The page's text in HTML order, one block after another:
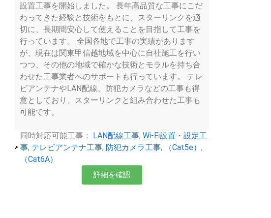
設置工事を開始しました。 長年高品質な工事にこだ
わってきた経験と技術をもとに、スターリンクを適
切に、長期間安心して使えることを目指して工事を
行っています。 全国各地で工事の実績があります
が、現在は関東甲信越地域を中心に自社施工を行い
つつ、その他の地域で確かな技術とモラルを持ち合
わせた工事業者へのサポートも行っています。 テレ
ビアンテナやLAN配線、防犯カメラなどの工事も得
意としており、スターリンクと組み合わせた工事も
可能です。
同時対応可能工事： LAN配線工事,Wi-Fi設置・設定工
事, テレビアンテナ工事, 防犯カメラ工事, （Cat5e）,
（Cat6A）
詳細を確認